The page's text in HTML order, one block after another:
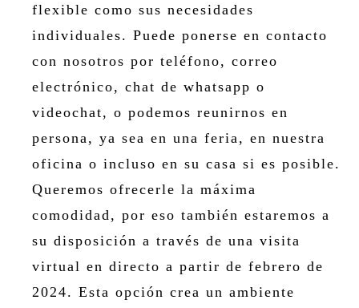
flexible como sus necesidades
individuales. Puede ponerse en contacto
con nosotros por teléfono, correo
electrónico, chat de whatsapp o
videochat, o podemos reunirnos en
persona, ya sea en una feria, en nuestra
oficina o incluso en su casa si es posible.
Queremos ofrecerle la máxima
comodidad, por eso también estaremos a
su disposición a través de una visita
virtual en directo a partir de febrero de
2024. Esta opción crea un ambiente